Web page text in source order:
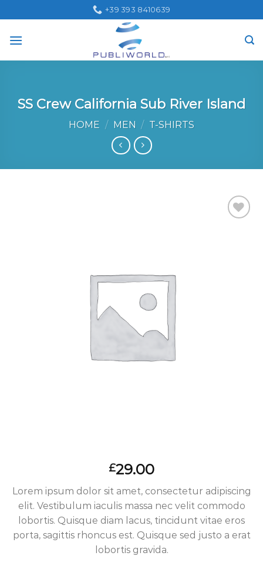
to
content
+39 393 8410639
SS Crew California Sub River Island
HOME / MEN / T-SHIRTS
£29.00
Lorem ipsum dolor sit amet, consectetur adipiscing
elit. Vestibulum iaculis massa nec velit commodo
lobortis. Quisque diam lacus, tincidunt vitae eros
porta, sagittis rhoncus est. Quisque sed justo a erat
lobortis gravida.